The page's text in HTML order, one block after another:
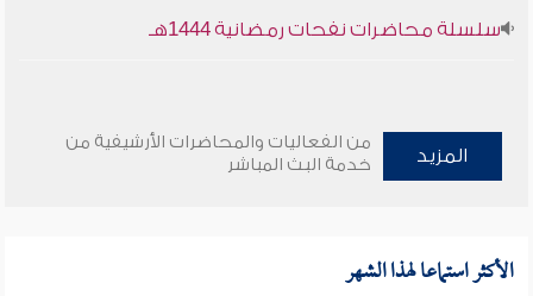
سلسلة محاضرات نفحات رمضانية 1444هـ
المزيد
من الفعاليات والمحاضرات الأرشيفية من
خدمة البث المباشر
الأكثر استماعا لهذا الشهر